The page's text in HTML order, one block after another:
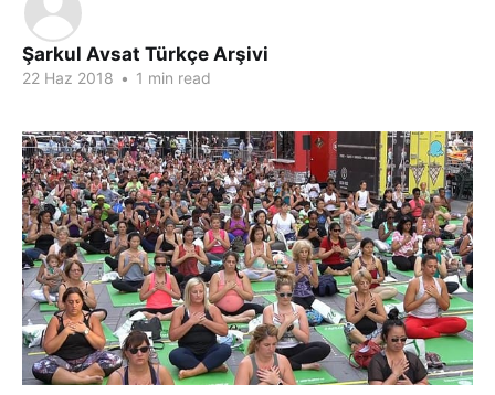
Şarkul Avsat Türkçe Arşivi
22 Haz 2018 • 1 min read